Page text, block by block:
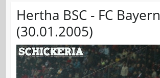
Hertha BSC - FC Bayern
(30.01.2005)